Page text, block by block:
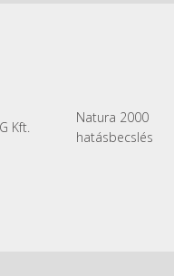
Kft.
Natura 2000
hatásbecslés